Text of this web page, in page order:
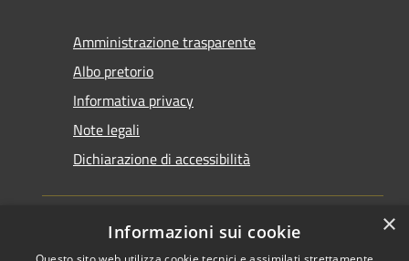
Amministrazione trasparente
Albo pretorio
Informativa privacy
Note legali
Dichiarazione di accessibilità
×
Informazioni sui cookie